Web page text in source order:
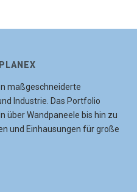
maßgeschneiderte
Industrie. Das Portfolio
über Wandpaneele bis hin zu
und Einhausungen für große